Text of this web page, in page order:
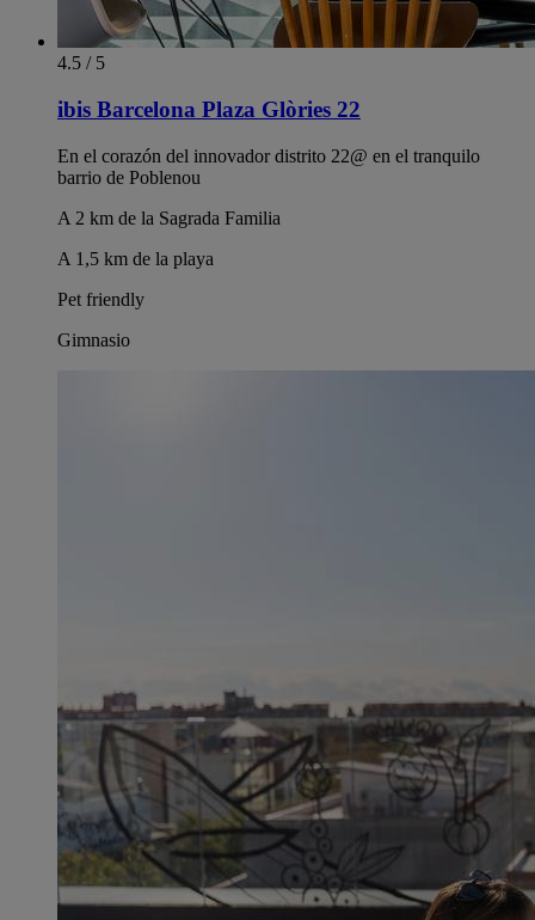
4.5 / 5
ibis Barcelona Plaza Glòries 22
En el corazón del innovador distrito 22@ en el tranquilo
barrio de Poblenou
A 2 km de la Sagrada Familia
A 1,5 km de la playa
Pet friendly
Gimnasio